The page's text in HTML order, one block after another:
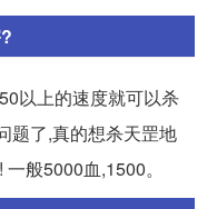
以上的速度就可以杀
题了,真的想杀天罡地
般5000血,1500。